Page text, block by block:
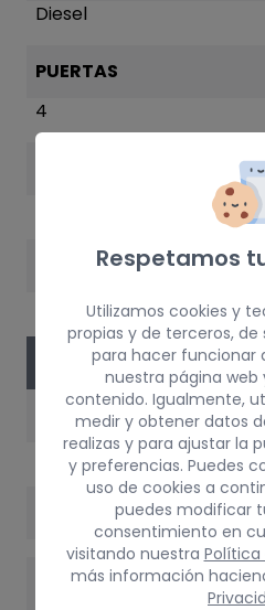
Diesel
PUERTAS
4
VERSIÓN DEL VEHÍCULO
MOTOR
WJY
POTENCIA
VERSIÓN
Respetamos
Utilizamos cookies y
propias y de terceros, de
para hacer funcionar
nuestra página web
contenido. Igualmente,
medir y obtener datos
realizas y para ajustar la
y preferencias. Puedes
uso de cookies a
puedes modificar
consentimiento en
visitando nuestra Política
más información